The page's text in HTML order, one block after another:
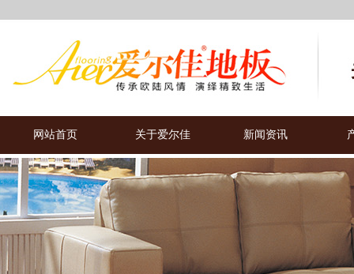
网站首页 关于爱尔佳 新闻资讯